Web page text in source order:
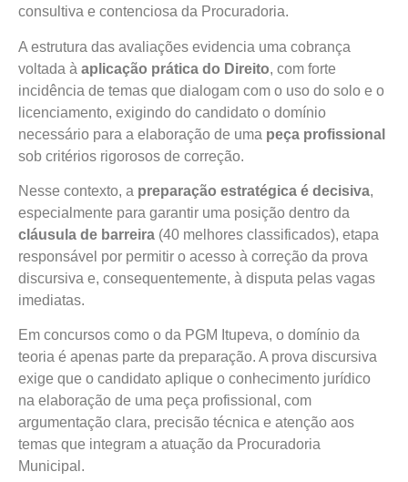
consultiva e contenciosa da Procuradoria.
A estrutura das avaliações evidencia uma cobrança
voltada à aplicação prática do Direito, com forte
incidência de temas que dialogam com o uso do solo e o
licenciamento, exigindo do candidato o domínio
necessário para a elaboração de uma peça profissional
sob critérios rigorosos de correção.
Nesse contexto, a preparação estratégica é decisiva,
especialmente para garantir uma posição dentro da
cláusula de barreira (40 melhores classificados), etapa
responsável por permitir o acesso à correção da prova
discursiva e, consequentemente, à disputa pelas vagas
imediatas.
Em concursos como o da PGM Itupeva, o domínio da
teoria é apenas parte da preparação. A prova discursiva
exige que o candidato aplique o conhecimento jurídico
na elaboração de uma peça profissional, com
argumentação clara, precisão técnica e atenção aos
temas que integram a atuação da Procuradoria
Municipal.